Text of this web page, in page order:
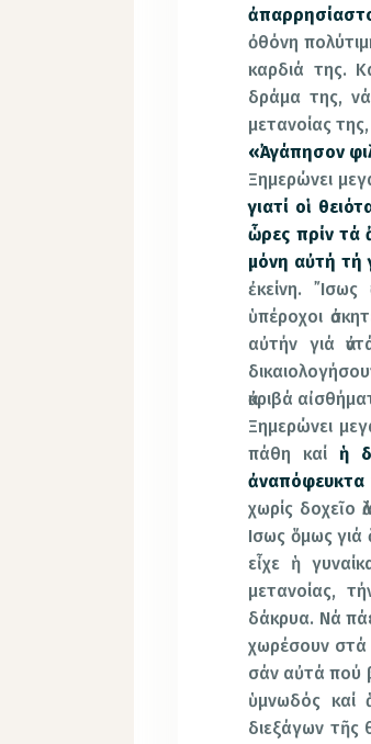
ὀθόνη
καρδιά της.
δράμα της,
μετανοίας
«᾿Αγάπησον
Ξημερώνει
γιατί οἱ
ὧρες πρίν τά
μόνη αὐτή τή
ἐκείνη.
ὑπέροχοι
αὐτήν γιά
ἀκριβά
Ξημερώνει
πάθη καί ἡ
ἀναπόφευκτα
χωρίς δοχεῖο
Ισως ὅμως γιά
εἶχε ἡ
μετανοίας,
δάκρυα. Νά
χωρέσουν στά
σάν αὐτά πού
ὑμνωδός καί
διεξάγων τῆς